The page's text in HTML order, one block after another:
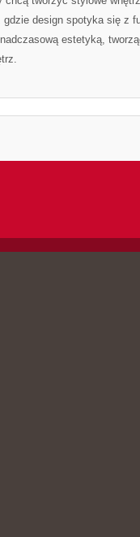
gdzie design spotyka się z
estetyką,